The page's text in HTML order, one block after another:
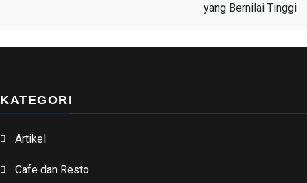
yang Bernilai Tinggi
KATEGORI
Artikel
Cafe dan Resto